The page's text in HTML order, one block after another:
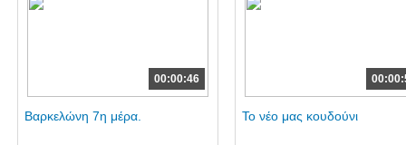
00:00:46
Βαρκελώνη 7η μέρα. Το νέο μας κουδούνι